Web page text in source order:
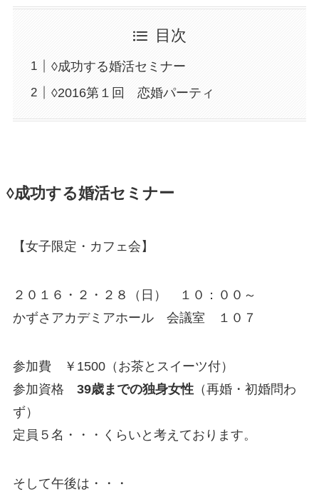
目次
◊成功する婚活セミナー
◊2016第１回 恋婚パーティ
◊成功する婚活セミナー
【女子限定・カフェ会】
２０１６・２・２８（日） １０：００～
かずさアカデミアホール 会議室 １０７
参加費 ￥1500（お茶とスイーツ付）
参加資格 39歳までの独身女性（再婚・初婚問わ
ず）
定員５名・・・くらいと考えております。
そして午後は・・・